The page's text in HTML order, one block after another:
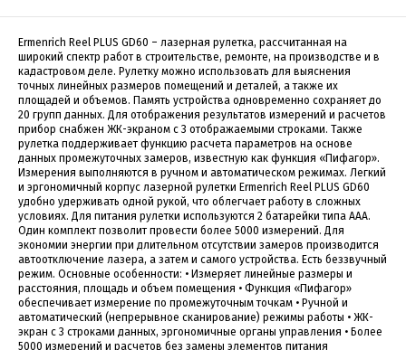
Ermenrich Reel PLUS GD60 – лазерная рулетка, рассчитанная на
широкий спектр работ в строительстве, ремонте, на производстве и в
кадастровом деле. Рулетку можно использовать для выяснения
точных линейных размеров помещений и деталей, а также их
площадей и объемов. Память устройства одновременно сохраняет до
20 групп данных. Для отображения результатов измерений и расчетов
прибор снабжен ЖК-экраном с 3 отображаемыми строками. Также
рулетка поддерживает функцию расчета параметров на основе
данных промежуточных замеров, известную как функция «Пифагор».
Измерения выполняются в ручном и автоматическом режимах. Легкий
и эргономичный корпус лазерной рулетки Ermenrich Reel PLUS GD60
удобно удерживать одной рукой, что облегчает работу в сложных
условиях. Для питания рулетки используются 2 батарейки типа ААА.
Один комплект позволит провести более 5000 измерений. Для
экономии энергии при длительном отсутствии замеров производится
автоотключение лазера, а затем и самого устройства. Есть беззвучный
режим. Основные особенности: • Измеряет линейные размеры и
расстояния, площадь и объем помещения • Функция «Пифагор»
обеспечивает измерение по промежуточным точкам • Ручной и
автоматический (непрерывное сканирование) режимы работы • ЖК-
экран с 3 строками данных, эргономичные органы управления • Более
5000 измерений и расчетов без замены элементов питания